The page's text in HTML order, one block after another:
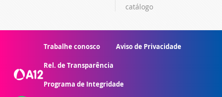
catálogo
Trabalhe conosco Aviso de Privacidade
Rel. de Transparência
Programa de Integridade